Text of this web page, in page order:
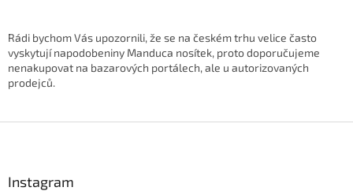
Rádi bychom Vás upozornili, že se na českém trhu velice často
vyskytují napodobeniny Manduca nosítek, proto doporučujeme
nenakupovat na bazarových portálech, ale u autorizovaných
prodejců.
Instagram